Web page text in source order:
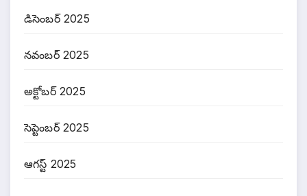
డిసెంబర్ 2025
నవంబర్ 2025
అక్టోబర్ 2025
సెప్టెంబర్ 2025
ఆగస్ట్ 2025